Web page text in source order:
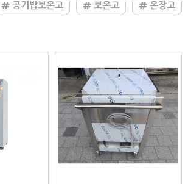
공기밥보온고 보온고 온장고